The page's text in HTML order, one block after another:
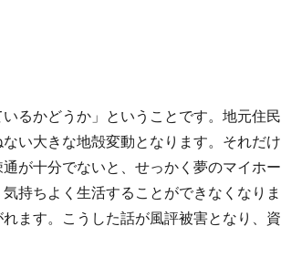
るかどうか」ということです。地元住民
い大きな地殻変動となります。それだけ
が十分でないと、せっかく夢のマイホー
持ちよく生活することができなくなりま
ます。こうした話が風評被害となり、資